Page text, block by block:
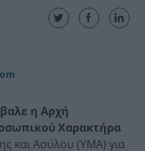
η Αρχή
Χαρακτήρα
και Ασύλου (ΥΜΑ) για